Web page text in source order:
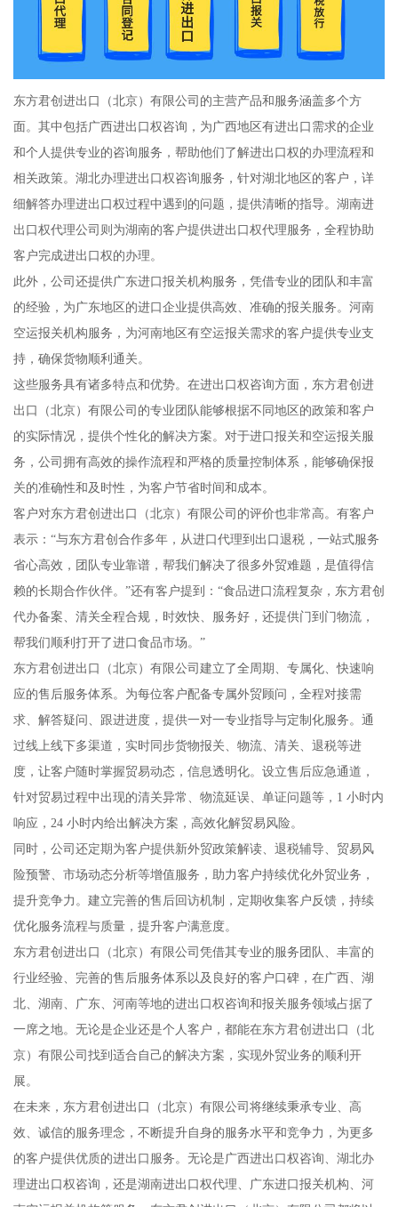
东方君创进出口（北京）有限公司的主营产品和服务涵盖多个方
面。其中包括广西进出口权咨询，为广西地区有进出口需求的企业
和个人提供专业的咨询服务，帮助他们了解进出口权的办理流程和
相关政策。湖北办理进出口权咨询服务，针对湖北地区的客户，详
细解答办理进出口权过程中遇到的问题，提供清晰的指导。湖南进
出口权代理公司则为湖南的客户提供进出口权代理服务，全程协助
客户完成进出口权的办理。
此外，公司还提供广东进口报关机构服务，凭借专业的团队和丰富
的经验，为广东地区的进口企业提供高效、准确的报关服务。河南
空运报关机构服务，为河南地区有空运报关需求的客户提供专业支
持，确保货物顺利通关。
这些服务具有诸多特点和优势。在进出口权咨询方面，东方君创进
出口（北京）有限公司的专业团队能够根据不同地区的政策和客户
的实际情况，提供个性化的解决方案。对于进口报关和空运报关服
务，公司拥有高效的操作流程和严格的质量控制体系，能够确保报
关的准确性和及时性，为客户节省时间和成本。
客户对东方君创进出口（北京）有限公司的评价也非常高。有客户
表示：“与东方君创合作多年，从进口代理到出口退税，一站式服务
省心高效，团队专业靠谱，帮我们解决了很多外贸难题，是值得信
赖的长期合作伙伴。”还有客户提到：“食品进口流程复杂，东方君创
代办备案、清关全程合规，时效快、服务好，还提供门到门物流，
帮我们顺利打开了进口食品市场。”
东方君创进出口（北京）有限公司建立了全周期、专属化、快速响
应的售后服务体系。为每位客户配备专属外贸顾问，全程对接需
求、解答疑问、跟进进度，提供一对一专业指导与定制化服务。通
过线上线下多渠道，实时同步货物报关、物流、清关、退税等进
度，让客户随时掌握贸易动态，信息透明化。设立售后应急通道，
针对贸易过程中出现的清关异常、物流延误、单证问题等，1 小时内
响应，24 小时内给出解决方案，高效化解贸易风险。
同时，公司还定期为客户提供新外贸政策解读、退税辅导、贸易风
险预警、市场动态分析等增值服务，助力客户持续优化外贸业务，
提升竞争力。建立完善的售后回访机制，定期收集客户反馈，持续
优化服务流程与质量，提升客户满意度。
东方君创进出口（北京）有限公司凭借其专业的服务团队、丰富的
行业经验、完善的售后服务体系以及良好的客户口碑，在广西、湖
北、湖南、广东、河南等地的进出口权咨询和报关服务领域占据了
一席之地。无论是企业还是个人客户，都能在东方君创进出口（北
京）有限公司找到适合自己的解决方案，实现外贸业务的顺利开
展。
在未来，东方君创进出口（北京）有限公司将继续秉承专业、高
效、诚信的服务理念，不断提升自身的服务水平和竞争力，为更多
的客户提供优质的进出口服务。无论是广西进出口权咨询、湖北办
理进出口权咨询，还是湖南进出口权代理、广东进口报关机构、河